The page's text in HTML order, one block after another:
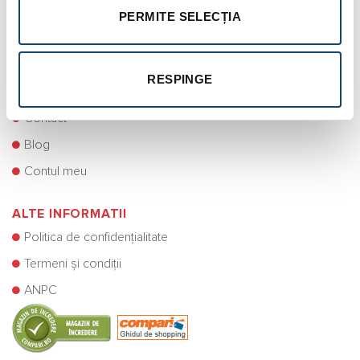
PERMITE SELECȚIA
RESPINGE
Modalități de plată
Contact
Blog
Contul meu
ALTE INFORMATII
Politica de confidențialitate
Termeni și condiții
ANPC